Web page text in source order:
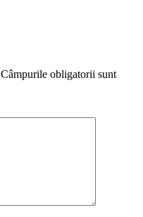
Câmpurile obligatorii sunt